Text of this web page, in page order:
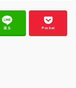
送る Pocket